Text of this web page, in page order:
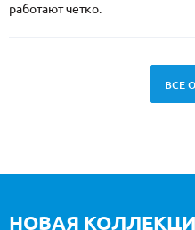
работают четко.
ВСЕ
НОВАЯ